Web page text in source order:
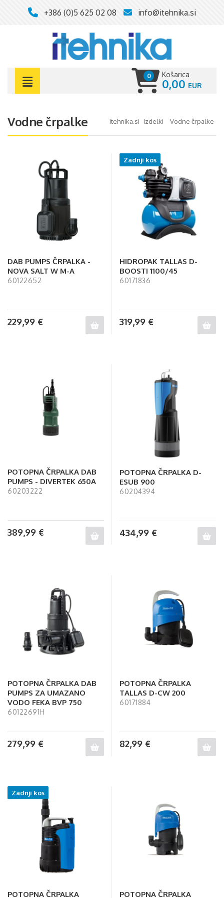
+386 (0)5 625 02 08 info@itehnika.si
Košarica
0
0,00
itehnika.si izdelki vodne črpalke
Vodne črpalke
DAB PUMPS ČRPALKA -
NOVA SALT W M-A
60122652
229,99 €
Zadnji kos
HIDROPAK TALLAS D-
BOOSTI 1100/45
60171836
319,99 €
POTOPNA ČRPALKA DAB
PUMPS - DIVERTEK 650A
60203222
389,99 €
POTOPNA ČRPALKA D-
ESUB 900
60204394
434,99 €
POTOPNA ČRPALKA DAB
PUMPS ZA UMAZANO
VODO FEKA BVP 750
60122691H
279,99 €
POTOPNA ČRPALKA
TALLAS D-CW 200
60171884
82,99 €
Zadnji kos
POTOPNA ČRPALKA POTOPNA ČRPALKA